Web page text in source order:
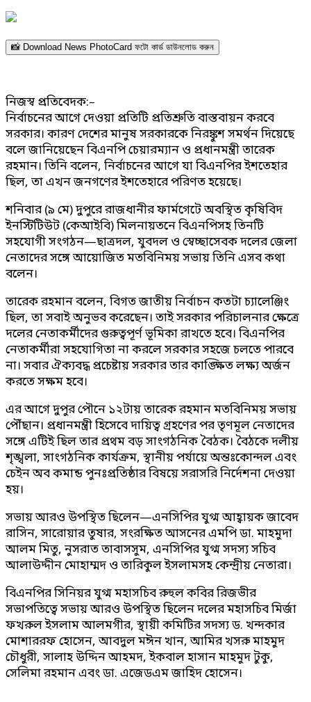
📸 Download News PhotoCard ফটো কার্ড ডাউনলোড করুন
নিজস্ব প্রতিবেদক:–
নির্বাচনের আগে দেওয়া প্রতিটি প্রতিশ্রুতি বাস্তবায়ন করবে
সরকার। কারণ দেশের মানুষ সরকারকে নিরঙ্কুশ সমর্থন দিয়েছে
বলে জানিয়েছেন বিএনপি চেয়ারম্যান ও প্রধানমন্ত্রী তারেক
রহমান। তিনি বলেন, নির্বাচনের আগে যা বিএনপির ইশতেহার
ছিল, তা এখন জনগণের ইশতেহারে পরিণত হয়েছে।
শনিবার (৯ মে) দুপুরে রাজধানীর ফার্মগেটে অবস্থিত কৃষিবিদ
ইনস্টিটিউট (কেআইবি) মিলনায়তনে বিএনপিসহ তিনটি
সহযোগী সংগঠন—ছাত্রদল, যুবদল ও স্বেচ্ছাসেবক দলের জেলা
নেতাদের সঙ্গে আয়োজিত মতবিনিময় সভায় তিনি এসব কথা
বলেন।
তারেক রহমান বলেন, বিগত জাতীয় নির্বাচন কতটা চ্যালেঞ্জিং
ছিল, তা সবাই অনুভব করেছেন। তাই সরকার পরিচালনার ক্ষেত্রে
দলের নেতাকর্মীদের গুরুত্বপূর্ণ ভূমিকা রাখতে হবে। বিএনপির
নেতাকর্মীরা সহযোগিতা না করলে সরকার সহজে চলতে পারবে
না। সবার ঐক্যবদ্ধ প্রচেষ্টায় সরকার তার কাঙ্ক্ষিত লক্ষ্য অর্জন
করতে সক্ষম হবে।
এর আগে দুপুর পৌনে ১২টায় তারেক রহমান মতবিনিময় সভায়
পৌঁছান। প্রধানমন্ত্রী হিসেবে দায়িত্ব গ্রহণের পর তৃণমূল নেতাদের
সঙ্গে এটিই ছিল তার প্রথম বড় সাংগঠনিক বৈঠক। বৈঠকে দলীয়
শৃঙ্খলা, সাংগঠনিক কার্যক্রম, স্থানীয় পর্যায়ে অন্তঃকোন্দল এবং
চেইন অব কমান্ড পুনঃপ্রতিষ্ঠার বিষয়ে সরাসরি নির্দেশনা দেওয়া
হয়।
সভায় আরও উপস্থিত ছিলেন—এনসিপির যুগ্ম আহ্বায়ক জাবেদ
রাসিন, সারোয়ার তুষার, সংরক্ষিত আসনের এমপি ডা. মাহমুদা
আলম মিতু, নুসরাত তাবাসসুম, এনসিপির যুগ্ম সদস্য সচিব
আলাউদ্দীন মোহাম্মদ ও তারিকুল ইসলামসহ কেন্দ্রীয় নেতারা।
বিএনপির সিনিয়র যুগ্ম মহাসচিব রুহুল কবির রিজভীর
সভাপতিত্বে সভায় আরও উপস্থিত ছিলেন দলের মহাসচিব মির্জা
ফখরুল ইসলাম আলমগীর, স্থায়ী কমিটির সদস্য ড. খন্দকার
মোশাররফ হোসেন, আবদুল মঈন খান, আমির খসরু মাহমুদ
চৌধুরী, সালাহ উদ্দিন আহমদ, ইকবাল হাসান মাহমুদ টুকু,
সেলিমা রহমান এবং ডা. এজেডএম জাহিদ হোসেন।